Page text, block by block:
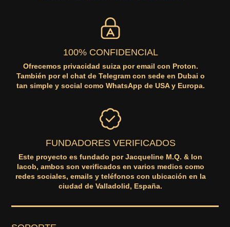
100% CONFIDENCIAL
Ofrecemos privacidad suiza por email con Proton.
También por el chat de Telegram con sede en Dubai o
tan simple y social como WhatsApp de USA y Europa.
FUNDADORES VERIFICADOS
Este proyecto es fundado por Jacqueline M.Q. & Ion
Iacob, ambos son verificados en varios medios como
redes sociales, emails y teléfonos con ubicación en la
ciudad de Valladolid, España.